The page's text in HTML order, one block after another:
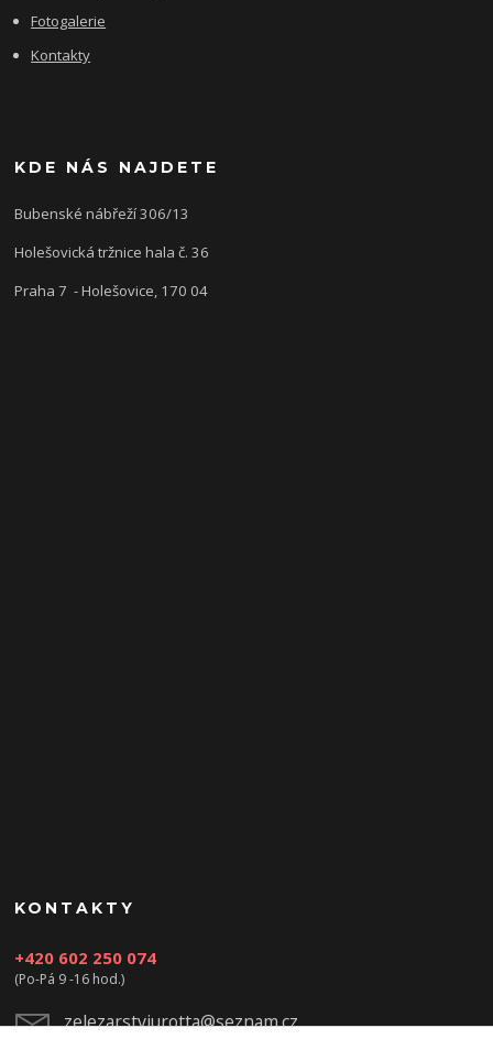
Fotogalerie
Kontakty
KDE NÁS NAJDETE
Bubenské nábřeží 306/13
Holešovická tržnice hala č. 36
Praha 7 - Holešovice, 170 04
KONTAKTY
+420 602 250 074
(Po-Pá 9 -16 hod.)
zelezarstviurotta@seznam.cz